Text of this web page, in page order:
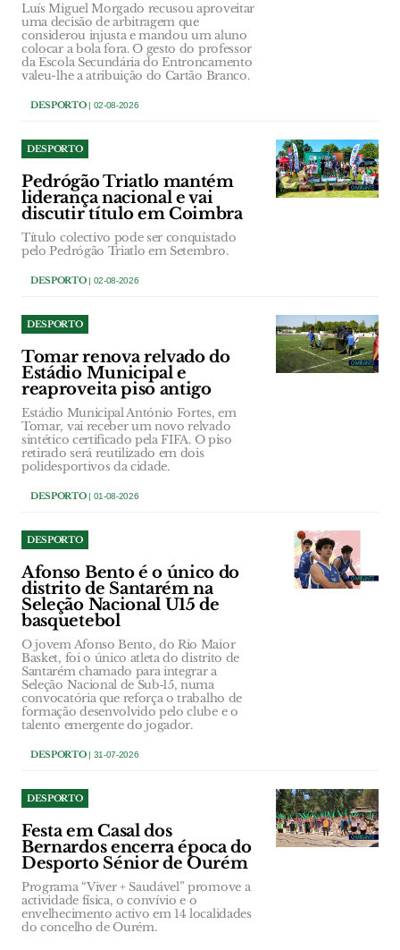
Luís Miguel Morgado recusou aproveitar
uma decisão de arbitragem que
considerou injusta e mandou um aluno
colocar a bola fora. O gesto do professor
da Escola Secundária do Entroncamento
valeu-lhe a atribuição do Cartão Branco.
DESPORTO| 02-08-2026
DESPORTO
Pedrógão Triatlo mantém
liderança nacional e vai
discutir título em Coimbra
Título colectivo pode ser conquistado
pelo Pedrógão Triatlo em Setembro.
DESPORTO| 02-08-2026
DESPORTO
Tomar renova relvado do
Estádio Municipal e
reaproveita piso antigo
Estádio Municipal António Fortes, em
Tomar, vai receber um novo relvado
sintético certificado pela FIFA. O piso
retirado será reutilizado em dois
polidesportivos da cidade.
DESPORTO| 01-08-2026
DESPORTO
Afonso Bento é o único do
distrito de Santarém na
Seleção Nacional U15 de
basquetebol
O jovem Afonso Bento, do Rio Maior
Basket, foi o único atleta do distrito de
Santarém chamado para integrar a
Seleção Nacional de Sub‑15, numa
convocatória que reforça o trabalho de
formação desenvolvido pelo clube e o
talento emergente do jogador.
DESPORTO| 31-07-2026
DESPORTO
Festa em Casal dos
Bernardos encerra época do
Desporto Sénior de Ourém
Programa “Viver + Saudável” promove a
actividade física, o convívio e o
envelhecimento activo em 14 localidades
do concelho de Ourém.